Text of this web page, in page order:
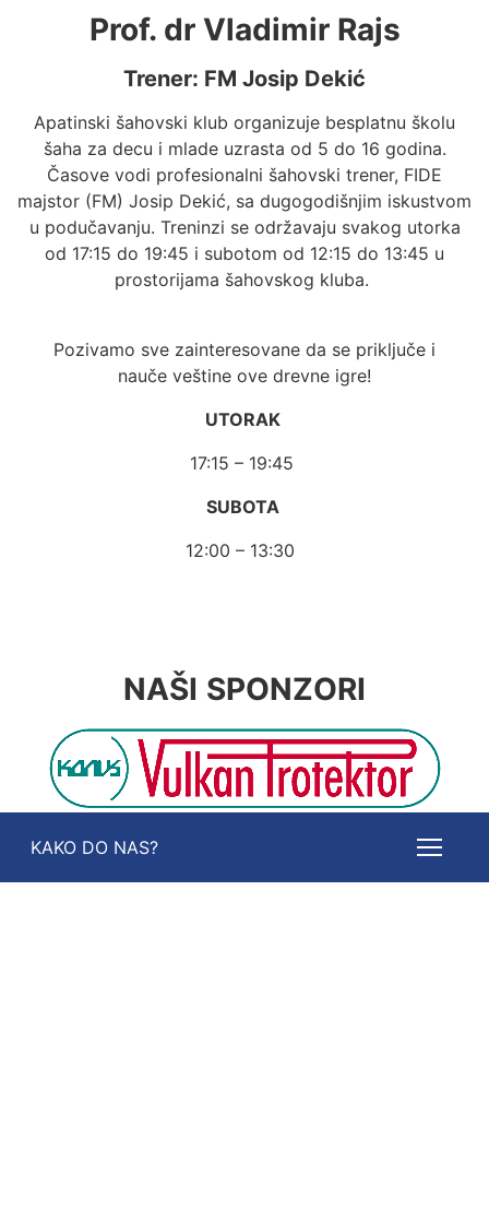
Prof. dr Vladimir Rajs
Trener: FM Josip Dekić
Apatinski šahovski klub organizuje besplatnu školu
šaha za decu i mlade uzrasta od 5 do 16 godina.
Časove vodi profesionalni šahovski trener, FIDE
majstor (FM) Josip Dekić, sa dugogodišnjim iskustvom
u podučavanju. Treninzi se održavaju svakog utorka
od 17:15 do 19:45 i subotom od 12:15 do 13:45 u
prostorijama šahovskog kluba.
Pozivamo sve zainteresovane da se priključe i
nauče veštine ove drevne igre!
UTORAK
17:15 – 19:45
SUBOTA
12:00 – 13:30
NAŠI SPONZORI
KAKO DO NAS?